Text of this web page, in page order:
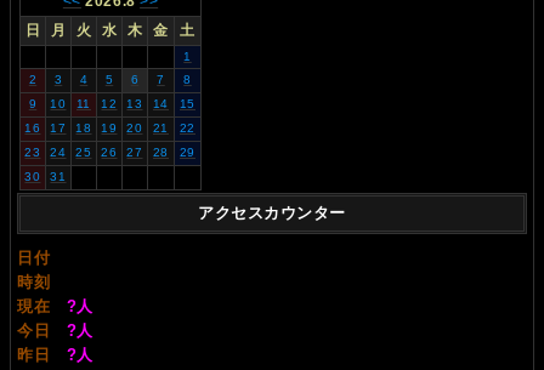
日
月 火 水 木 金 土
1
2
3 4 5 6 7
8
9
10 11 12 13 14
15
16
17 18 19 20 21
22
23
24 25 26 27 28
29
30
31
アクセスカウンター
日付
時刻
現在
? 人
今日
? 人
昨日
? 人